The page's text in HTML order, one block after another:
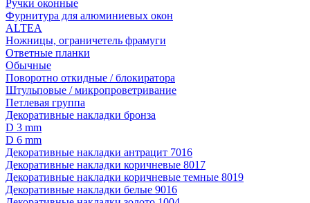
Ручки оконные
Фурнитура для алюминиевых окон
ALTEA
Ножницы, ограничетель фрамуги
Ответные планки
Обычные
Поворотно откидные / блокиратора
Штульповые / микропроветривание
Петлевая группа
Декоративные накладки бронза
D 3 mm
D 6 mm
Декоративные накладки антрацит 7016
Декоративные накладки коричневые 8017
Декоративные накладки коричневые темные 8019
Декоративные накладки белые 9016